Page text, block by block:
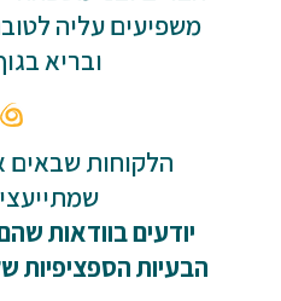
משפיעים עליה
ובריא
הלקוחות שבאים
יודעים בוודאות
הבעיות הספציפיות